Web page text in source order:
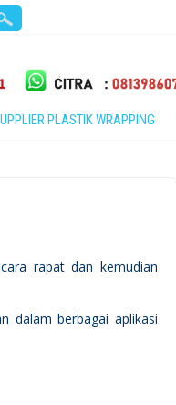
PLASTIK WRAPPING
rapat dan kemudian
dalam berbagai aplikasi